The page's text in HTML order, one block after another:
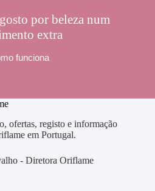
por beleza num
extra
funciona
ofertas, registo e informação
em Portugal.
- Diretora Oriflame